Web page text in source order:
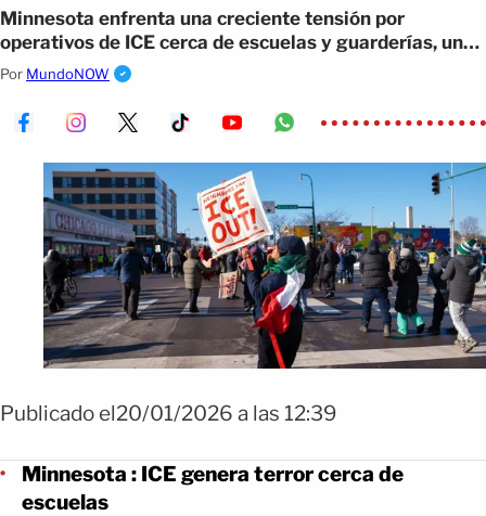
Minnesota enfrenta una creciente tensión por
operativos de ICE cerca de escuelas y guarderías, una
situación que alarma a las comunidades.
Por MundoNOW
Publicado el20/01/2026 a las 12:39
Minnesota : ICE genera terror cerca de
escuelas